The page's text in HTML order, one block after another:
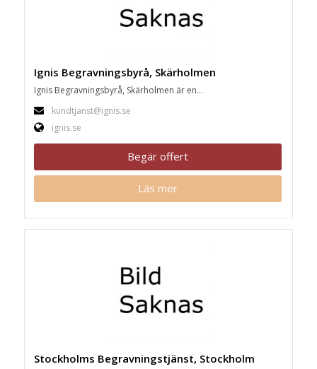
Ignis Begravningsbyrå, Skärholmen
Ignis Begravningsbyrå, Skärholmen är en...
kundtjanst@ignis.se
ignis.se
Begär offert
Läs mer
Stockholms Begravningstjänst, Stockholm